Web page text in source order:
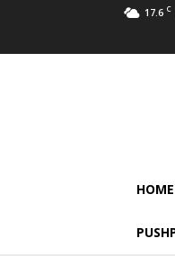
17.6 C
HOME